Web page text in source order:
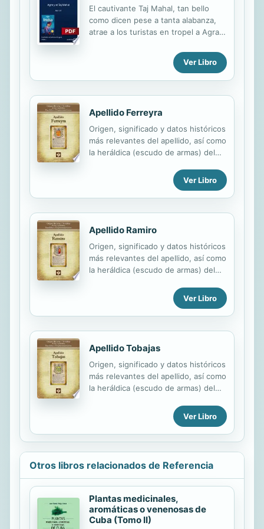
El cautivante Taj Mahal, tan bello
como dicen pese a tanta alabanza,
atrae a los turistas en tropel a Agra.
hay también un espléndido fuerte y
bastantes tumbas y mausoleos
fascinantes herencia del imperio
visitar. El lado negativo son las
hordas de rickshaw-wallahs,
cazaclientes, guías no oficiales y
vendedores de suvenires, cuya
Taj Mahal Deleitarse con la belleza de
uno de los edificios más famosos del
mundo. ¡Hay que verlo! • Fatehpur
Ver Libro
Apellido Ferreyra
Origen, significado y datos históricos
más relevantes del apellido, así como
la heráldica (escudo de armas) del
edición de todas nuestras láminas
nos regimos por un estricto
protocolo cuya finalidad es la de
garantizar la veracidad y utilidad de la
simbolismo de los principales
esmaltes, metales y piezas
heráldicas.
Ver Libro
Apellido Ramiro
Origen, significado y datos históricos
más relevantes del apellido, así como
la heráldica (escudo de armas) del
edición de todas nuestras láminas
nos regimos por un estricto
protocolo cuya finalidad es la de
garantizar la veracidad y utilidad de la
simbolismo de los principales
esmaltes, metales y piezas
heráldicas.
Ver Libro
Apellido Tobajas
Origen, significado y datos históricos
más relevantes del apellido, así como
la heráldica (escudo de armas) del
edición de todas nuestras láminas
nos regimos por un estricto
protocolo cuya finalidad es la de
simbolismo de los principales
heráldicas.
Ver Libro
Otros libros relacionados de Referencia
Plantas medicinales,
aromáticas o venenosas de
Cuba (Tomo II)